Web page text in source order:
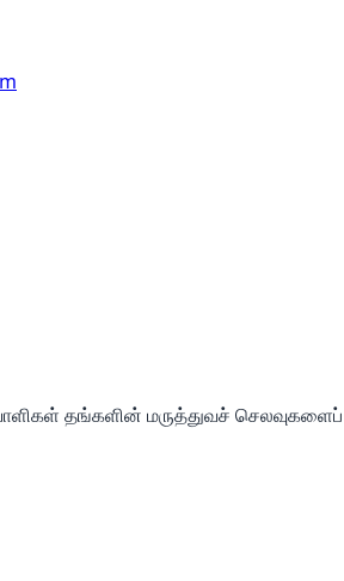
தங்களின் மருத்துவச் செலவுகளைப்